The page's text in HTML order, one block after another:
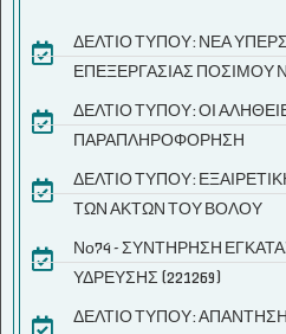
ΔΕΛΤΙΟ ΤΥΠΟΥ: ΝΕΑ
ΕΠΕΞΕΡΓΑΣΙΑΣ ΠΟΣΙΜΟΥ
ΔΕΛΤΙΟ ΤΥΠΟΥ: ΟΙ
ΠΑΡΑΠΛΗΡΟΦΟΡΗΣΗ
ΔΕΛΤΙΟ ΤΥΠΟΥ:
ΤΩΝ ΑΚΤΩΝ ΤΟΥ ΒΟΛΟΥ
Νο74 - ΣΥΝΤΗΡΗΣΗ
ΥΔΡΕΥΣΗΣ (221269)
ΔΕΛΤΙΟ ΤΥΠΟΥ: